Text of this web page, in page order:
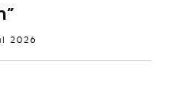
”
2026